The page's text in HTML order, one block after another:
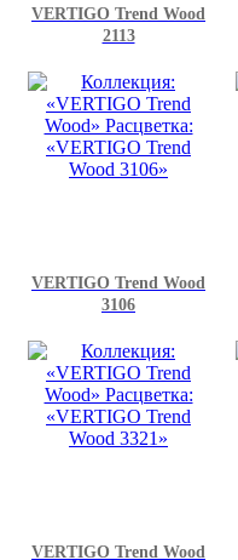
VERTIGO Trend Wood
2113
VERTIGO Trend Wood
3106
VERTIGO Trend Wood